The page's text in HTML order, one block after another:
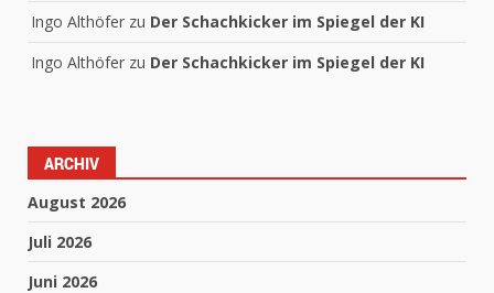
Ingo Althöfer zu Der Schachkicker im Spiegel der KI
Ingo Althöfer zu Der Schachkicker im Spiegel der KI
ARCHIV
August 2026
Juli 2026
Juni 2026